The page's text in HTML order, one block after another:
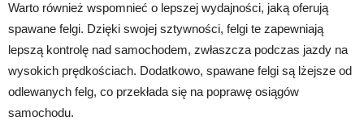
Warto również wspomnieć o lepszej wydajności, jaką oferują
spawane felgi. Dzięki swojej sztywności, felgi te zapewniają
lepszą kontrolę nad samochodem, zwłaszcza podczas jazdy na
wysokich prędkościach. Dodatkowo, spawane felgi są lżejsze od
odlewanych felg, co przekłada się na poprawę osiągów
samochodu.